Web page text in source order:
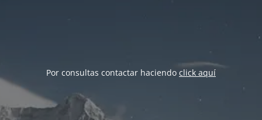
Por consultas contactar haciendo click aquí